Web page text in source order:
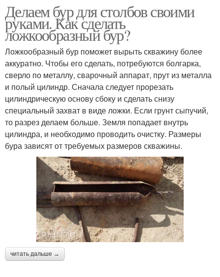
Делаем бур для столбов своими
руками. Как сделать
ложкообразный бур?
Ложкообразный бур поможет вырыть скважину более
аккуратно. Чтобы его сделать, потребуются болгарка,
сверло по металлу, сварочный аппарат, прут из металла
и полый цилиндр. Сначала следует прорезать
цилиндрическую основу сбоку и сделать снизу
специальный захват в виде ложки. Если грунт сыпучий,
то разрез делаем больше. Земля попадает внутрь
цилиндра, и необходимо проводить очистку. Размеры
бура зависят от требуемых размеров скважины.
читать дальше →